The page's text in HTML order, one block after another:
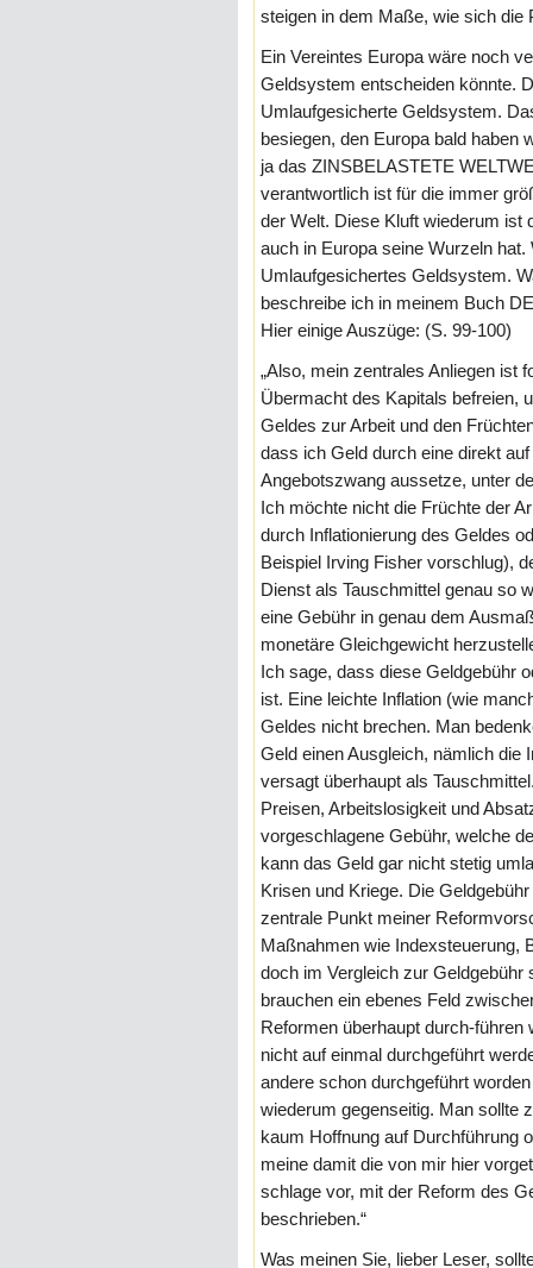
steigen in dem Maße, wie sich die
Ein Vereintes Europa wäre noch
Geldsystem entscheiden könnte.
Umlaufgesicherte Geldsystem.
besiegen, den Europa bald haben
ja das ZINSBELASTETE
verantwortlich ist für die immer
der Welt. Diese Kluft wiederum ist
auch in Europa seine Wurzeln
Umlaufgesichertes Geldsystem.
beschreibe ich in meinem Buch
Hier einige Auszüge: (S. 99-100)
„Also, mein zentrales Anliegen ist
Übermacht des Kapitals befreien,
Geldes zur Arbeit und den
dass ich Geld durch eine direkt
Angebotszwang aussetze, unter
Ich möchte nicht die Früchte der
durch Inflationierung des Geldes
Beispiel Irving Fisher vorschlug),
Dienst als Tauschmittel genau so
eine Gebühr in genau dem
monetäre Gleichgewicht
Ich sage, dass diese Geldgebühr
ist. Eine leichte Inflation (wie
Geldes nicht brechen. Man
Geld einen Ausgleich, nämlich die
versagt überhaupt als
Preisen, Arbeitslosigkeit und
vorgeschlagene Gebühr, welche
kann das Geld gar nicht stetig
Krisen und Kriege. Die
zentrale Punkt meiner
Maßnahmen wie Indexsteuerung,
doch im Vergleich zur Geldgebühr
brauchen ein ebenes Feld
Reformen überhaupt durch-
nicht auf einmal durchgeführt
andere schon durchgeführt
wiederum gegenseitig. Man sollte
kaum Hoffnung auf Durchführung
meine damit die von mir hier
schlage vor, mit der Reform des
beschrieben.“
Was meinen Sie, lieber Leser,